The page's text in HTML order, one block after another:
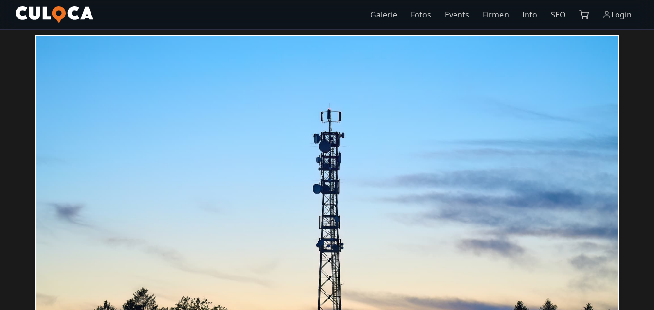
Galerie Fotos Events Firmen Info SEO Login